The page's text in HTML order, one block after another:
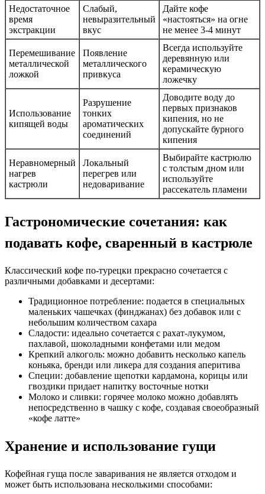
Недостаточное
время
экстракции
Слабый,
невыразительный
вкус
Дайте кофе
«настояться» на огне
не менее 3-4 минут
Перемешивание
металлической
ложкой
Появление
металлического
привкуса
Всегда используйте
деревянную или
керамическую
ложечку
Использование
кипящей воды
Разрушение
тонких
ароматических
соединений
Доводите воду до
первых признаков
кипения, но не
допускайте бурного
кипения
Неравномерный
нагрев
кастрюли
Локальный
перегрев или
недоваривание
Выбирайте кастрюлю
с толстым дном или
используйте
рассекатель пламени
Гастрономические сочетания: как
подавать кофе, сваренный в кастрюле
Классический кофе по-турецки прекрасно сочетается с
различными добавками и десертами:
Традиционное потребление: подается в специальных
маленьких чашечках (финджанах) без добавок или с
небольшим количеством сахара
Сладости: идеально сочетается с рахат-лукумом,
пахлавой, шоколадными конфетами или медом
Крепкий алкоголь: можно добавить несколько капель
коньяка, бренди или ликера для создания аперитива
Специи: добавление щепотки кардамона, корицы или
гвоздики придает напитку восточные нотки
Молоко и сливки: горячее молоко можно добавлять
непосредственно в чашку с кофе, создавая своеобразный
«кофе латте»
Хранение и использование гущи
Кофейная гуща после заваривания не является отходом и
может быть использована несколькими способами: